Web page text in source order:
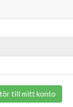
till mitt konto